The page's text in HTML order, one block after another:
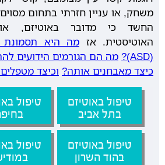
משחק, או עניין חזרתי בתחום
החשד כי מדובר באוטיזם,
האוטיסטית. אז מה היא
(ASD)?
מה הם הגורמים הידועים
כיצד מאבחנים אותה? וכיצד
טיפול באוטיזם
בתל אביב
טיפול
טיפול באוטיזם
בהוד השרון
טיפול